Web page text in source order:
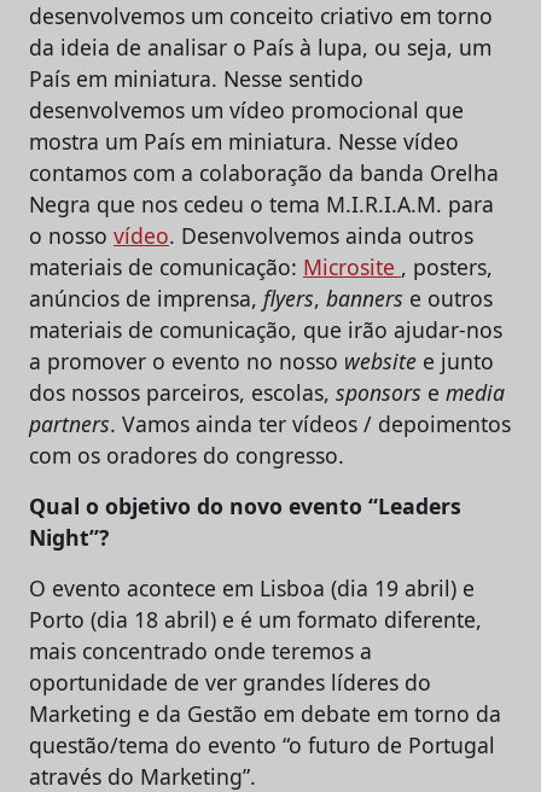
desenvolvemos um conceito criativo em torno
da ideia de analisar o País à lupa, ou seja, um
País em miniatura. Nesse sentido
desenvolvemos um vídeo promocional que
mostra um País em miniatura. Nesse vídeo
contamos com a colaboração da banda Orelha
Negra que nos cedeu o tema M.I.R.I.A.M. para
o nosso vídeo. Desenvolvemos ainda outros
materiais de comunicação: Microsite , posters,
anúncios de imprensa, flyers, banners e outros
materiais de comunicação, que irão ajudar-nos
a promover o evento no nosso website e junto
dos nossos parceiros, escolas, sponsors e media
partners. Vamos ainda ter vídeos / depoimentos
com os oradores do congresso.
Qual o objetivo do novo evento “Leaders
Night”?
O evento acontece em Lisboa (dia 19 abril) e
Porto (dia 18 abril) e é um formato diferente,
mais concentrado onde teremos a
oportunidade de ver grandes líderes do
Marketing e da Gestão em debate em torno da
questão/tema do evento “o futuro de Portugal
através do Marketing”.